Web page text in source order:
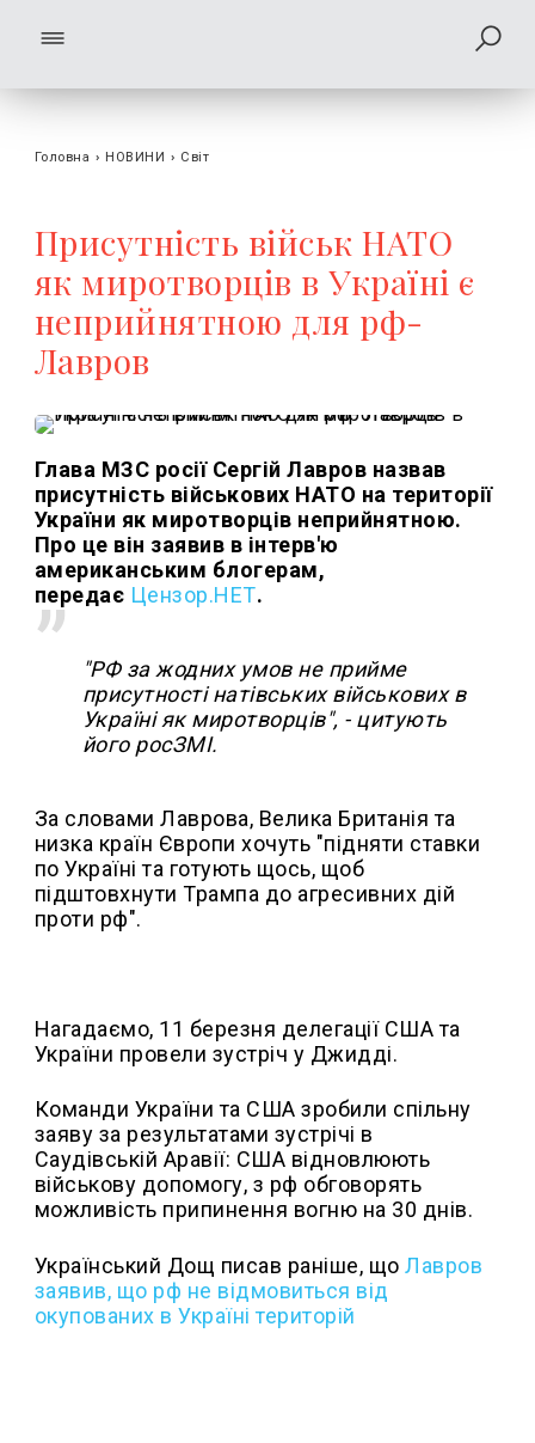
Головна › НОВИНИ › Світ
Присутність військ НАТО
як миротворців в Україні є
неприйнятною для рф-
Лавров
Глава МЗС росії Сергій Лавров назвав
присутність військових НАТО на території
України як миротворців неприйнятною.
Про це він заявив в інтерв'ю
американським блогерам,
передає Цензор.НЕТ.
"РФ за жодних умов не прийме
присутності натівських військових в
Україні як миротворців", - цитують
його росЗМІ.
За словами Лаврова, Велика Британія та
низка країн Європи хочуть "підняти ставки
по Україні та готують щось, щоб
підштовхнути Трампа до агресивних дій
проти рф".
Нагадаємо, 11 березня делегації США та
України провели зустріч у Джидді.
Команди України та США зробили спільну
заяву за результатами зустрічі в
Саудівській Аравії: США відновлюють
військову допомогу, з рф обговорять
можливість припинення вогню на 30 днів.
Український Дощ писав раніше, щоЛавров
заявив, що рф не відмовиться від
окупованих в Україні територій